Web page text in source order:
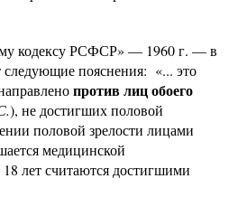
кодексу РСФСР» — 1960 г. — в
следующие пояснения: «... это
против лиц обоего
), не достигших половой
половой зрелости лицами
медицинской
лет считаются достигшими